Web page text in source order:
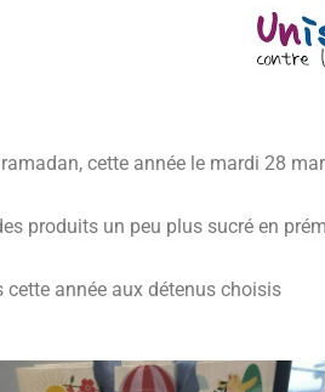
cette année le mardi 28
produits un peu plus sucré en
année aux détenus choisis